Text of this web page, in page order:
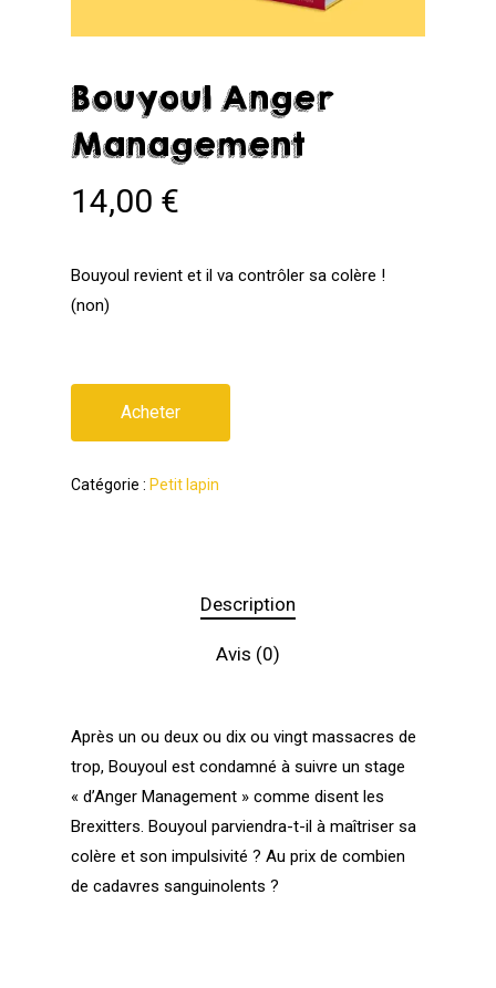
Bouyoul Anger
Management
14,00 €
Bouyoul revient et il va contrôler sa colère !
(non)
Acheter
Catégorie : Petit lapin
Description
Avis (0)
Après un ou deux ou dix ou vingt massacres de
trop, Bouyoul est condamné à suivre un stage
« d’Anger Management » comme disent les
Brexitters. Bouyoul parviendra-t-il à maîtriser sa
colère et son impulsivité ? Au prix de combien
de cadavres sanguinolents ?